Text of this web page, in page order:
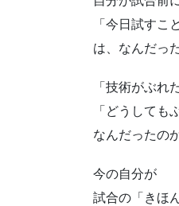
「今日試すこ
は、なんだっ
「技術がぶれ
「どうしても
なんだったのか
今の自分が
試合の「きほ